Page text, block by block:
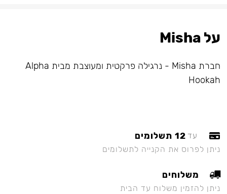
על Misha
חברת Misha - נרגילה פרקטית ומעוצבת מבית Alpha
Hookah
עד 12 תשלומים
ניתן לפרוס את הקנייה לתשלומים
משלוחים
ניתן להזמין משלוח עד הבית